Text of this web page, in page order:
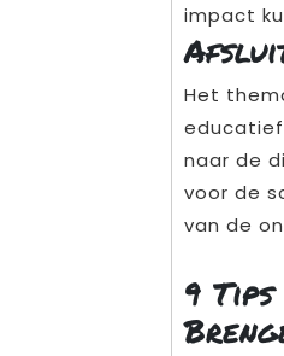
impact
Het
educatief
naar de
voor de
van de
9